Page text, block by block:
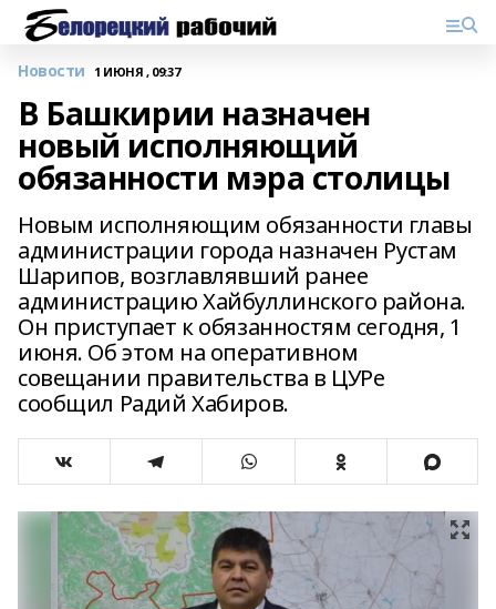
Новости 1 ИЮНЯ , 09:37
В Башкирии назначен
новый исполняющий
обязанности мэра столицы
Новым исполняющим обязанности главы
администрации города назначен Рустам
Шарипов, возглавлявший ранее
администрацию Хайбуллинского района.
Он приступает к обязанностям сегодня, 1
июня. Об этом на оперативном
совещании правительства в ЦУРе
сообщил Радий Хабиров.